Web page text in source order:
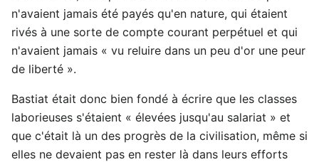
n'avaient jamais été payés qu'en nature, qui étaient
rivés à une sorte de compte courant perpétuel et qui
n'avaient jamais « vu reluire dans un peu d'or une peur
de liberté ».
Bastiat était donc bien fondé à écrire que les classes
laborieuses s'étaient « élevées jusqu'au salariat » et
que c'était là un des progrès de la civilisation, même si
elles ne devaient pas en rester là dans leurs efforts